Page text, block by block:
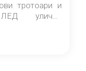
тротоари и
улично